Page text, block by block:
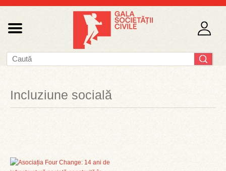
Incluziune socială